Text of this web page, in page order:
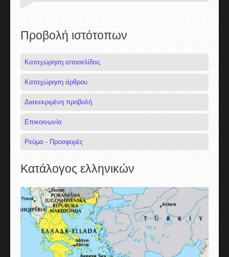
Προβολή ιστότοπων
Καταχώρηση ιστοσελίδας
Καταχώρηση άρθρου
Διακεκριμένη προβολή
Επικοινωνία
Ρεύμα - Προσφορές
Κατάλογος ελληνικών